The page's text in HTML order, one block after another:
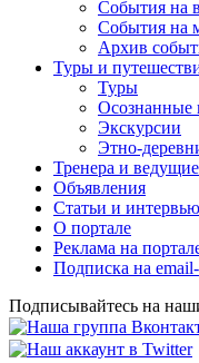
События на
События на
Архив
Туры и
Туры
Осознанные
Экскурсии
Этно-
Тренера и ведущие
Объявления
Статьи и интервью
О портале
Реклама на
Подписка на
Подписывайтесь на